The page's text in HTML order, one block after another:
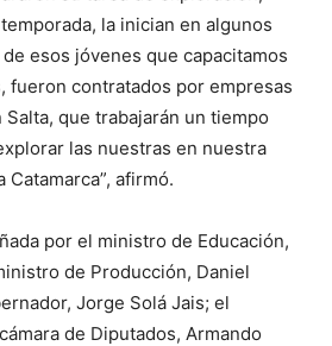
la inician en algunos
esos jóvenes que capacitamos
fueron contratados por empresas
que trabajarán un tiempo
las nuestras en nuestra
afirmó.
por el ministro de Educación,
de Producción, Daniel
Jorge Solá Jais; el
de Diputados, Armando